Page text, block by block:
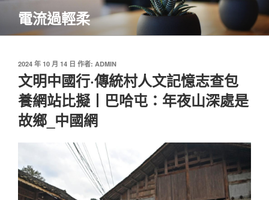
主
電流過輕柔
發
於
2024 年 10 月 14 日 作者: ADMIN
文明中國行·傳統村人文記憶志查包
養網站比擬丨巴哈屯：年夜山深處是
故鄉_中國網